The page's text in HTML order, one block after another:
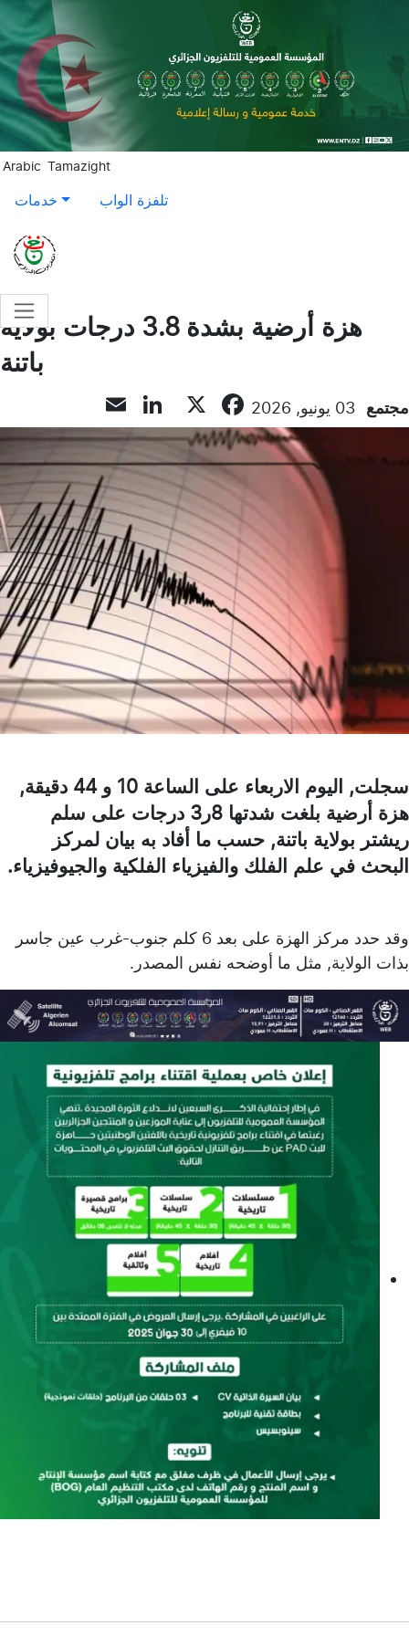
Aller au contenu principal
Arabic Tamazight
خدمات تلفزة الواب
هزة أرضية بشدة 3.8 درجات بولاية
باتنة
مجتمع 03 يونيو, 2026 Facebook
LinkedIn
سجلت, اليوم الاربعاء على الساعة 10 و 44 دقيقة,
هزة أرضية بلغت شدتها 8ر3 درجات على سلم
ريشتر بولاية باتنة, حسب ما أفاد به بيان لمركز
البحث في علم الفلك والفيزياء الفلكية والجيوفيزياء.
وقد حدد مركز الهزة على بعد 6 كلم جنوب-غرب عين جاسر
بذات الولاية, مثل ما أوضحه نفس المصدر.